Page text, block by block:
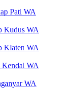
Pati WA
Kudus WA
Klaten WA
Kendal WA
WA